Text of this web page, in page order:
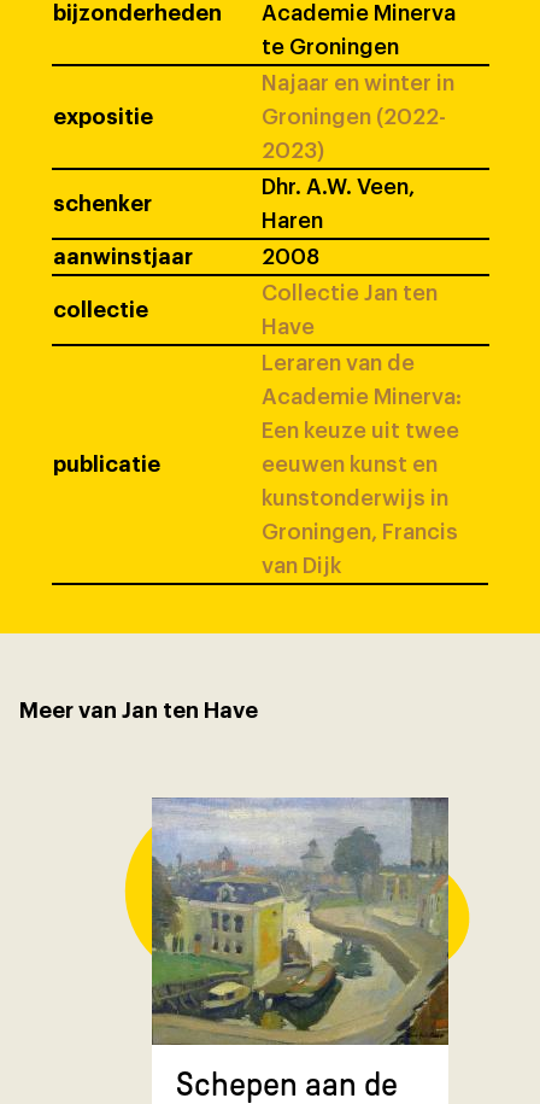
bijzonderheden
Academie Minerva
te Groningen
expositie
Najaar en winter in
Groningen (2022-
2023)
schenker
Dhr. A.W. Veen,
Haren
aanwinstjaar
2008
collectie
Collectie Jan ten
Have
publicatie
Leraren van de
Academie Minerva:
Een keuze uit twee
eeuwen kunst en
kunstonderwijs in
Groningen, Francis
van Dijk
Meer van Jan ten Have
Schepen aan de